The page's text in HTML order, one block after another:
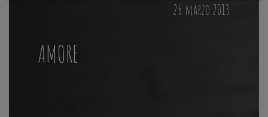
26 marzo 2013
AMORE